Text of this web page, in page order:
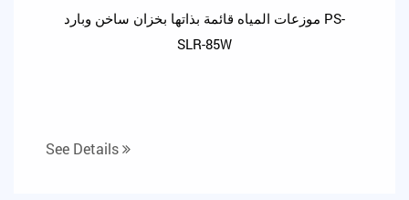
موزعات المياه قائمة بذاتها بخزان ساخن وبارد PS-
SLR-85W
See Details